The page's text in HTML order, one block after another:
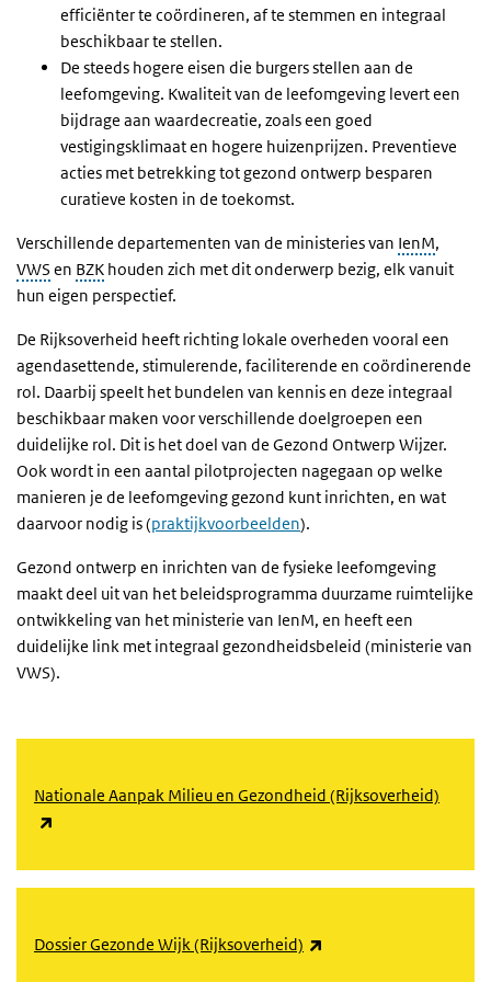
efficiënter te coördineren, af te stemmen en integraal
beschikbaar te stellen.
De steeds hogere eisen die burgers stellen aan de
leefomgeving. Kwaliteit van de leefomgeving levert een
bijdrage aan waardecreatie, zoals een goed
vestigingsklimaat en hogere huizenprijzen. Preventieve
acties met betrekking tot gezond ontwerp besparen
curatieve kosten in de toekomst.
Verschillende departementen van de ministeries van IenM,
VWS en BZK houden zich met dit onderwerp bezig, elk vanuit
hun eigen perspectief.
De Rijksoverheid heeft richting lokale overheden vooral een
agendasettende, stimulerende, faciliterende en coördinerende
rol. Daarbij speelt het bundelen van kennis en deze integraal
beschikbaar maken voor verschillende doelgroepen een
duidelijke rol. Dit is het doel van de Gezond Ontwerp Wijzer.
Ook wordt in een aantal pilotprojecten nagegaan op welke
manieren je de leefomgeving gezond kunt inrichten, en wat
daarvoor nodig is (praktijkvoorbeelden).
Gezond ontwerp en inrichten van de fysieke leefomgeving
maakt deel uit van het beleidsprogramma duurzame ruimtelijke
ontwikkeling van het ministerie van IenM, en heeft een
duidelijke link met integraal gezondheidsbeleid (ministerie van
VWS).
Nationale Aanpak Milieu en Gezondheid (Rijksoverheid)
Dossier Gezonde Wijk (Rijksoverheid)